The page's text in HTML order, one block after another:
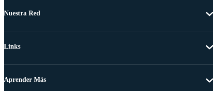
Nuestra Red
Links
Aprender Más